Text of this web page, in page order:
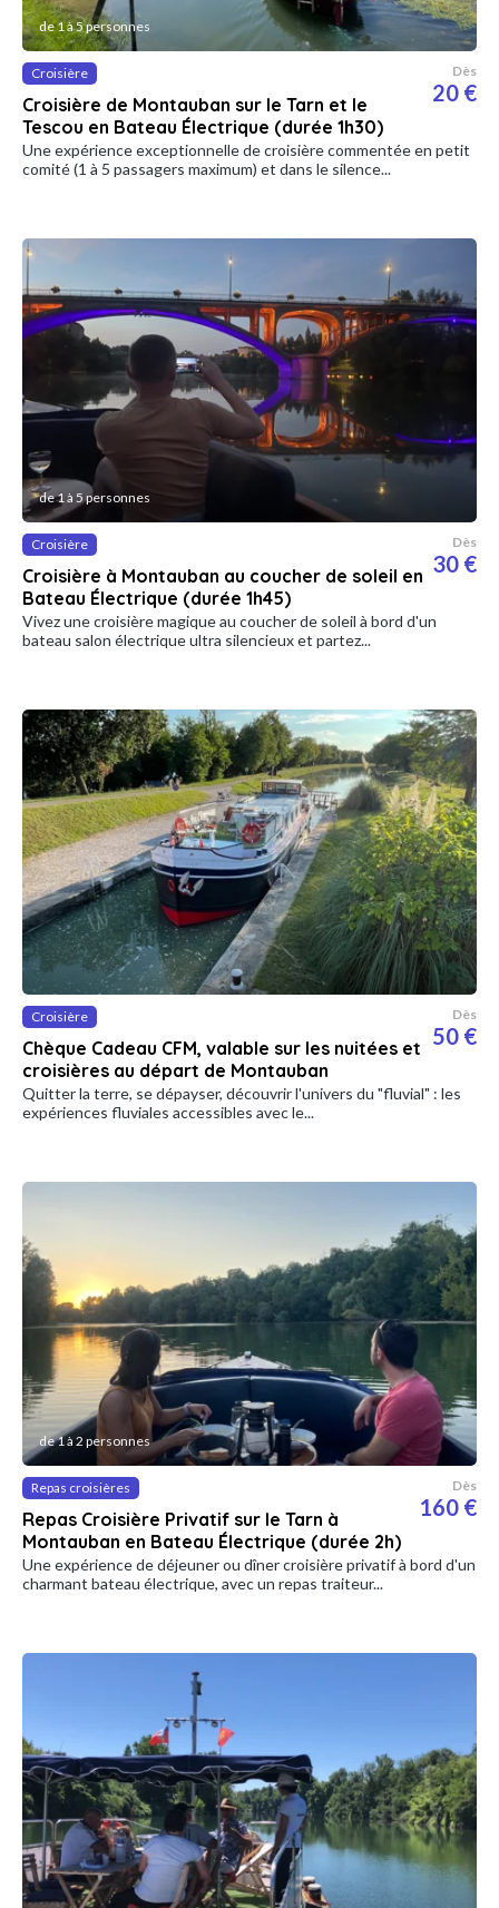
de 1 à 5 personnes
Croisière
Croisière de Montauban sur le Tarn et le
Tescou en Bateau Électrique (durée 1h30)
Dès
20 €
Une expérience exceptionnelle de croisière commentée en petit
comité (1 à 5 passagers maximum) et dans le silence...
de 1 à 5 personnes
Croisière
Croisière à Montauban au coucher de soleil en
Bateau Électrique (durée 1h45)
Dès
30 €
Vivez une croisière magique au coucher de soleil à bord d'un
bateau salon électrique ultra silencieux et partez...
Croisière
Chèque Cadeau CFM, valable sur les nuitées et
croisières au départ de Montauban
Dès
50 €
Quitter la terre, se dépayser, découvrir l'univers du "fluvial" : les
expériences fluviales accessibles avec le...
de 1 à 2 personnes
Repas croisières
Repas Croisière Privatif sur le Tarn à
Montauban en Bateau Électrique (durée 2h)
Dès
160 €
Une expérience de déjeuner ou dîner croisière privatif à bord d'un
charmant bateau électrique, avec un repas traiteur...